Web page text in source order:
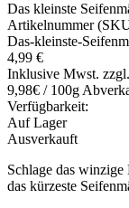
Das kleinste
Artikelnummer
Das-kleinste-
4,99 €
Inklusive Mwst.
9,98€ / 100g
Verfügbarkeit:
Auf Lager
Ausverkauft
Schlage das
das kürzeste